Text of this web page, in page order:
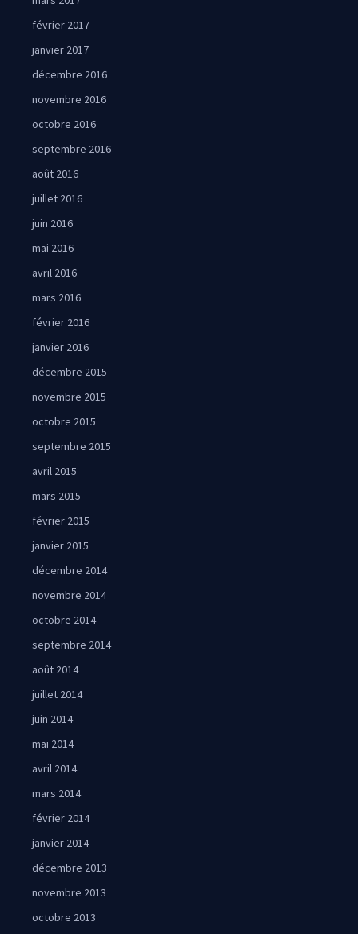
février 2017
janvier 2017
décembre 2016
novembre 2016
octobre 2016
septembre 2016
août 2016
juillet 2016
juin 2016
mai 2016
avril 2016
mars 2016
février 2016
janvier 2016
décembre 2015
novembre 2015
octobre 2015
septembre 2015
avril 2015
mars 2015
février 2015
janvier 2015
décembre 2014
novembre 2014
octobre 2014
septembre 2014
août 2014
juillet 2014
juin 2014
mai 2014
avril 2014
mars 2014
février 2014
janvier 2014
décembre 2013
novembre 2013
octobre 2013